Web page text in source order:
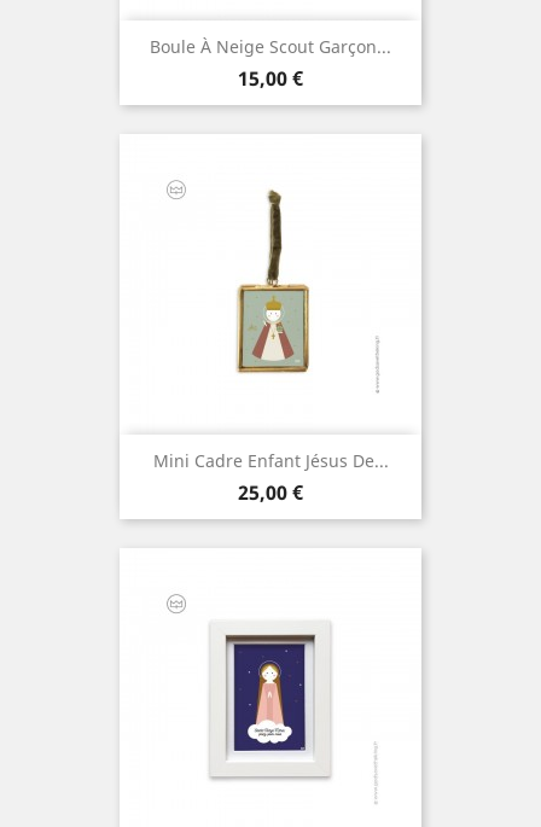
Boule À Neige Scout Garçon...
Prix
15,00 €
Mini Cadre Enfant Jésus De...
Prix
25,00 €